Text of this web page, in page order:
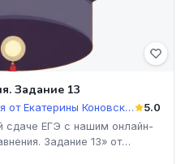
Задание 13
Курсы и онлайн занятия от Екатерины Коновской 5.0
сдаче ЕГЭ с нашим онлайн-
Задание 13» от